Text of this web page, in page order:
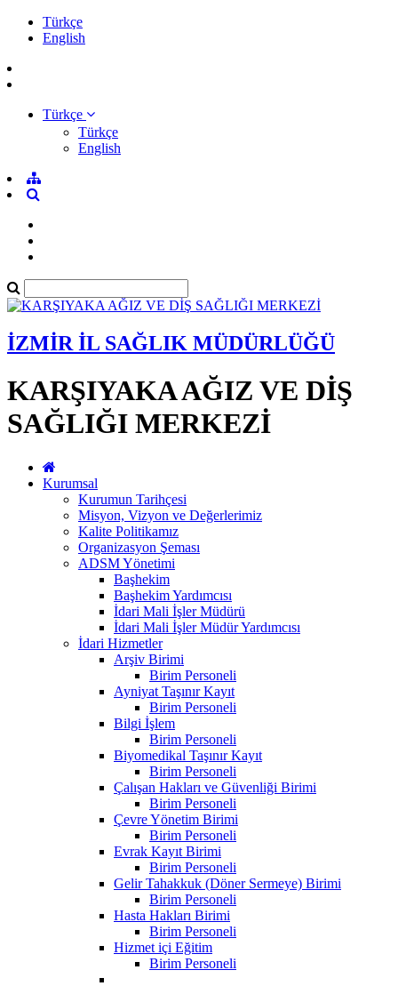
Türkçe
English
Türkçe
Türkçe
English
İZMİR İL SAĞLIK MÜDÜRLÜĞÜ
KARŞIYAKA AĞIZ VE DİŞ
SAĞLIĞI MERKEZİ
Kurumsal
Kurumun Tarihçesi
Misyon, Vizyon ve Değerlerimiz
Kalite Politikamız
Organizasyon Şeması
ADSM Yönetimi
Başhekim
Başhekim Yardımcısı
İdari Mali İşler Müdürü
İdari Mali İşler Müdür Yardımcısı
İdari Hizmetler
Arşiv Birimi
Birim Personeli
Ayniyat Taşınır Kayıt
Birim Personeli
Bilgi İşlem
Birim Personeli
Biyomedikal Taşınır Kayıt
Birim Personeli
Çalışan Hakları ve Güvenliği Birimi
Birim Personeli
Çevre Yönetim Birimi
Birim Personeli
Evrak Kayıt Birimi
Birim Personeli
Gelir Tahakkuk (Döner Sermeye) Birimi
Birim Personeli
Hasta Hakları Birimi
Birim Personeli
Hizmet içi Eğitim
Birim Personeli